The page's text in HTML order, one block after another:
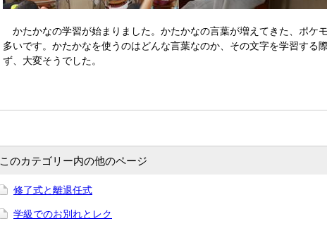
かたかなの学習が始まりました。かたかなの言葉が増えてきた、ポケ
多いです。かたかなを使うのはどんな言葉なのか、その文字を学習す
ず、大変そうでした。
このカテゴリー内の他のページ
修了式と離退任式
学級でのお別れとレク